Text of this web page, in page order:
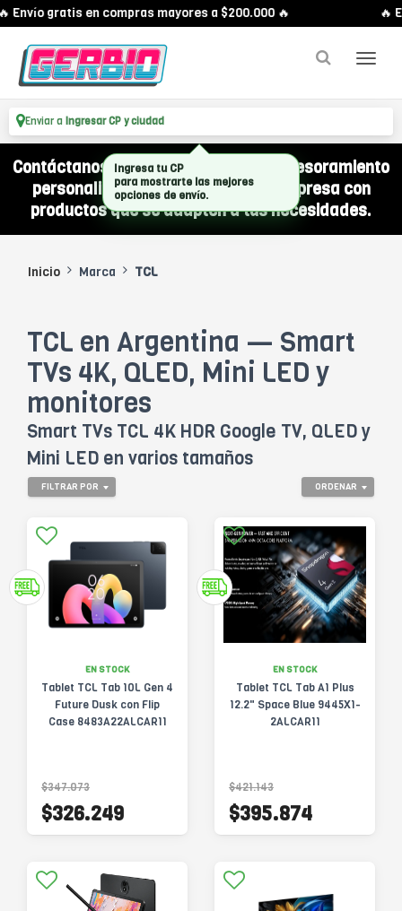
Envío gratis en compras mayores a $200.000 🔥 🔥
Enviar a Ingresar CP y ciudad
Contáctanos por WhatsApp y recibí asesoramiento
personalizado para equipar a tu empresa con
productos que se adapten a tus necesidades.
Inicio Marca TCL
TCL en Argentina — Smart
TVs 4K, QLED, Mini LED y
monitores
Smart TVs TCL 4K HDR Google TV, QLED y
Mini LED en varios tamaños
ORDENAR
FILTRAR POR
EN STOCK
Tablet TCL Tab 10L Gen 4
Future Dusk con Flip
Case 8483A22ALCAR11
$347.073
$326.249
EN STOCK
Tablet TCL Tab A1 Plus
12.2" Space Blue 9445X1-
2ALCAR11
$421.143
$395.874
Ingresa tu CP
para mostrarte las mejores
opciones de envío.